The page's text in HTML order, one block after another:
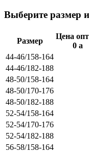
Выберите размер
Размер
Цена
0 a
44-46/158-164
44-46/182-188
48-50/158-164
48-50/170-176
48-50/182-188
52-54/158-164
52-54/170-176
52-54/182-188
56-58/158-164